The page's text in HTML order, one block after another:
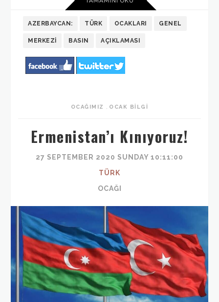
AZERBAYCAN: TÜRK OCAKLARI GENEL
MERKEZI BASIN AÇIKLAMASI
OCAĞIMIZ , OCAK BILGI
Ermenistan’ı Kınıyoruz!
27 SEPTEMBER 2020 SUNDAY 10:11:00
TÜRK
OCAĞI